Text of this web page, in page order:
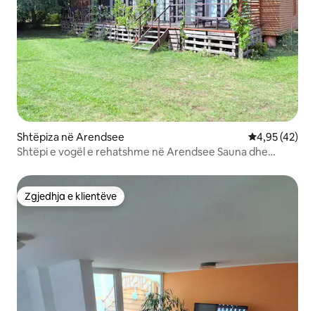
Shtëpiza në Arendsee Vlerësimi
4,95 (42)
Shtëpi e vogël e rehatshme në Arendsee Sauna dhe
Zgjedhja e klientëve
Zgjedhja e klientëve